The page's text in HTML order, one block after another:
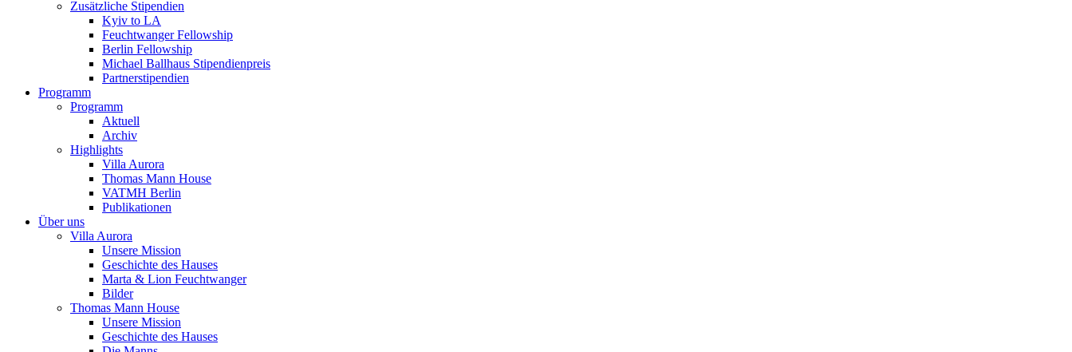
Zusätzliche Stipendien
Kyiv to LA
Feuchtwanger Fellowship
Berlin Fellowship
Michael Ballhaus Stipendienpreis
Partnerstipendien
Programm
Programm
Aktuell
Archiv
Highlights
Villa Aurora
Thomas Mann House
VATMH Berlin
Publikationen
Über uns
Villa Aurora
Unsere Mission
Geschichte des Hauses
Marta & Lion Feuchtwanger
Bilder
Thomas Mann House
Unsere Mission
Geschichte des Hauses